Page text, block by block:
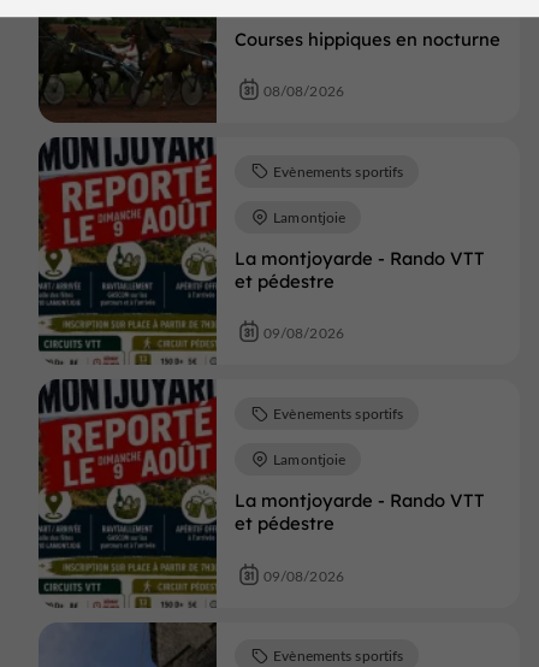
Courses hippiques en nocturne
08/08/2026
La montjoyarde - Rando VTT
et pédestre
Evènements sportifs
Lamontjoie
09/08/2026
La montjoyarde - Rando VTT
et pédestre
Evènements sportifs
Lamontjoie
09/08/2026
Evènements sportifs